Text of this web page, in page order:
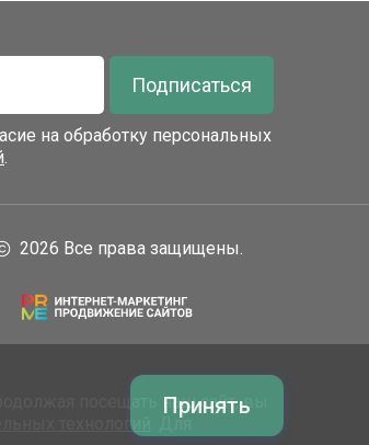
Подписаться
на обработку персональных
.
2026 Все права защищены.
посещать наш сайт, вы
технологий
. Для
Принять